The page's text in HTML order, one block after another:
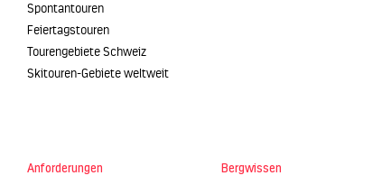
Spontantouren
Feiertagstouren
Tourengebiete Schweiz
Skitouren-Gebiete weltweit
Anforderungen Bergwissen